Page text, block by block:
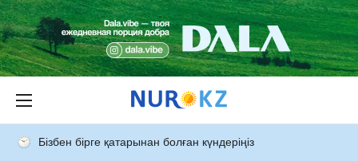
Бізбен бірге қатарынан болған күндеріңіз